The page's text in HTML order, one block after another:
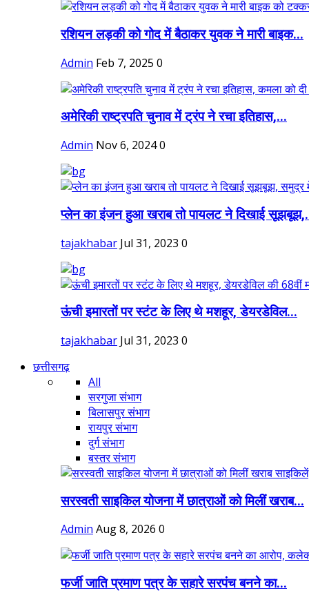
रशियन लड़की को गोद में बैठाकर युवक ने मारी बाइक...
Admin Feb 7, 2025 0
अमेरिकी राष्ट्रपति चुनाव में ट्रंप ने रचा इतिहास,...
Admin Nov 6, 20240
प्लेन का इंजन हुआ खराब तो पायलट ने दिखाई
tajakhabar Jul 31, 2023 0
ऊंची इमारतों पर स्टंट के लिए थे मशहूर, डेयरडेविल...
tajakhabar Jul 31, 2023 0
छत्तीसगढ़
All
सरगुजा संभाग
बिलासपुर संभाग
रायपुर संभाग
दुर्ग संभाग
बस्तर संभाग
सरस्वती साइकिल योजना में छात्राओं को मिलीं खराब...
Admin Aug 8, 2026 0
फर्जी जाति प्रमाण पत्र के सहारे सरपंच बनने का...